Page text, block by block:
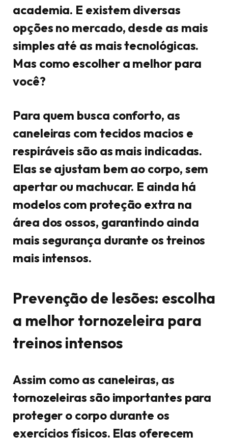
academia. E existem diversas
opções no mercado, desde as mais
simples até as mais tecnológicas.
Mas como escolher a melhor para
você?
Para quem busca conforto, as
caneleiras com tecidos macios e
respiráveis são as mais indicadas.
Elas se ajustam bem ao corpo, sem
apertar ou machucar. E ainda há
modelos com proteção extra na
área dos ossos, garantindo ainda
mais segurança durante os treinos
mais intensos.
Prevenção de lesões: escolha
a melhor tornozeleira para
treinos intensos
Assim como as caneleiras, as
tornozeleiras são importantes para
proteger o corpo durante os
exercícios físicos. Elas oferecem